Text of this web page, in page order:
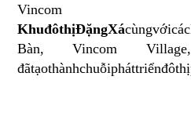
Vincom
KhuđôthịĐặngXácùngvớicác
Bàn,Vincom
đãtạothànhchuỗipháttriểnđôthị